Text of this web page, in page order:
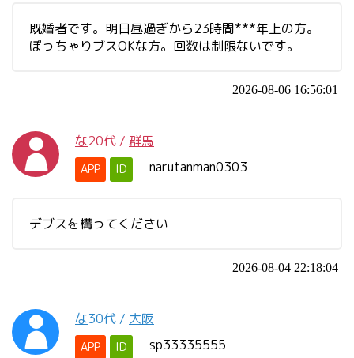
既婚者です。明日昼過ぎから23時間***年上の方。
ぽっちゃりブスOKな方。回数は制限ないです。
2026-08-06 16:56:01
な20代 / 群馬
APP ID narutanman0303
デブスを構ってください
2026-08-04 22:18:04
な30代 / 大阪
APP ID sp33335555